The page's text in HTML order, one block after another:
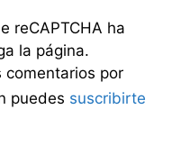
reCAPTCHA ha
la página.
comentarios por
puedes suscribirte